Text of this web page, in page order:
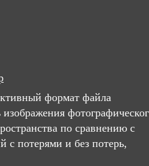
формат файла
по сравнению с
с потерями и без потерь,